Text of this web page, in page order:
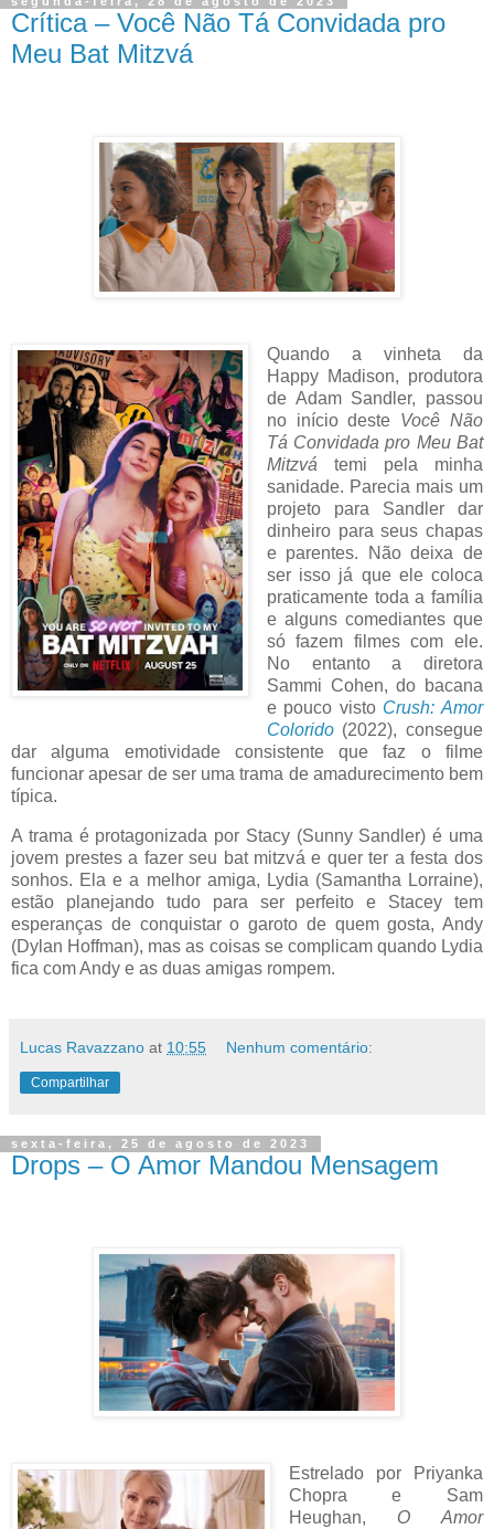
Crítica – Você Não Tá Convidada pro
Meu Bat Mitzvá
Quando a vinheta da
Happy Madison, produtora
de Adam Sandler, passou
no início deste Você Não
Tá Convidada pro Meu Bat
Mitzvá temi pela minha
sanidade. Parecia mais um
projeto para Sandler dar
dinheiro para seus chapas
e parentes. Não deixa de
ser isso já que ele coloca
praticamente toda a família
e alguns comediantes que
só fazem filmes com ele.
No entanto a diretora
Sammi Cohen, do bacana
e pouco visto Crush: Amor
Colorido (2022), consegue
dar alguma emotividade consistente que faz o filme
funcionar apesar de ser uma trama de amadurecimento bem
típica.
A trama é protagonizada por Stacy (Sunny Sandler) é uma
jovem prestes a fazer seu bat mitzvá e quer ter a festa dos
sonhos. Ela e a melhor amiga, Lydia (Samantha Lorraine),
estão planejando tudo para ser perfeito e Stacey tem
esperanças de conquistar o garoto de quem gosta, Andy
(Dylan Hoffman), mas as coisas se complicam quando Lydia
fica com Andy e as duas amigas rompem.
Lucas Ravazzano at 10:55 Nenhum comentário:
Compartilhar
sexta-feira, 25 de agosto de 2023
Drops – O Amor Mandou Mensagem
Estrelado por Priyanka
Chopra e Sam
Heughan, O Amor